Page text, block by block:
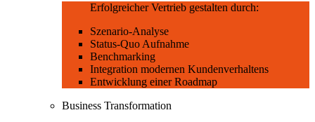
Erfolgreicher Vertrieb gestalten durch:
Szenario-Analyse
Status-Quo Aufnahme
Benchmarking
Integration modernen Kundenverhaltens
Entwicklung einer Roadmap
Business Transformation